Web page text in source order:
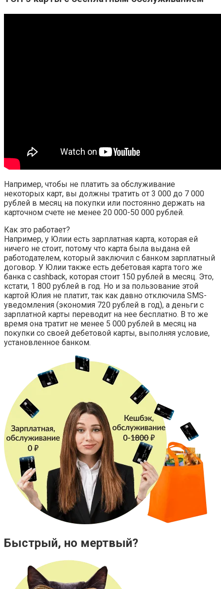
Например, чтобы не платить за обслуживание
некоторых карт, вы должны тратить от 3 000 до 7 000
рублей в месяц на покупки или постоянно держать на
карточном счете не менее 20 000-50 000 рублей.
Как это работает?
Например, у Юлии есть зарплатная карта, которая ей
ничего не стоит, потому что карта была выдана ей
работодателем, который заключил с банком зарплатный
договор. У Юлии также есть дебетовая карта того же
банка с cashback, которая стоит 150 рублей в месяц. Это,
кстати, 1 800 рублей в год. Но и за пользование этой
картой Юлия не платит, так как давно отключила SMS-
уведомления (экономия 720 рублей в год), а деньги с
зарплатной карты переводит на нее бесплатно. В то же
время она тратит не менее 5 000 рублей в месяц на
покупки со своей дебетовой карты, выполняя условие,
установленное банком.
Быстрый, но мертвый?